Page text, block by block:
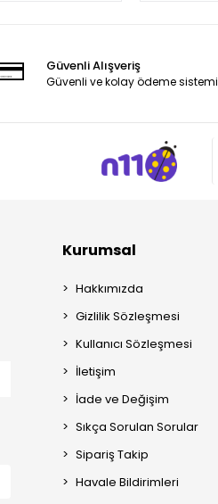
Güvenli Alışveriş
Güvenli ve kolay ödeme sistemi
Kurumsal
Hakkımızda
Gizlilik Sözleşmesi
Kullanıcı Sözleşmesi
İletişim
İade ve Değişim
Sıkça Sorulan Sorular
Sipariş Takip
Havale Bildirimleri